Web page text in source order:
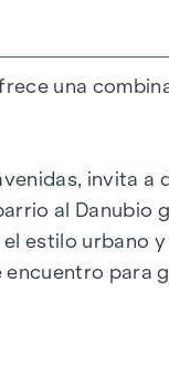
= 1,81
una
invita
al Danubio
estilo urbano
para